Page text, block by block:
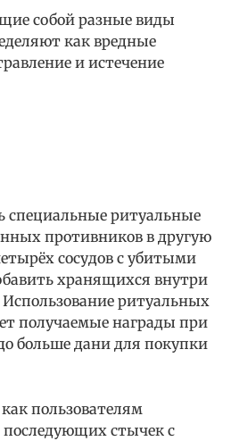
собой разные виды
как вредные
и истечение
специальные ритуальные
противников в другую
сосудов с убитыми
хранящихся внутри
ритуальных
получаемые награды при
больше дани для покупки
пользователям
последующих стычек с